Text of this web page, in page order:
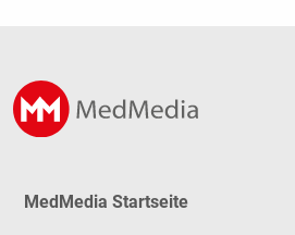
MedMedia Startseite